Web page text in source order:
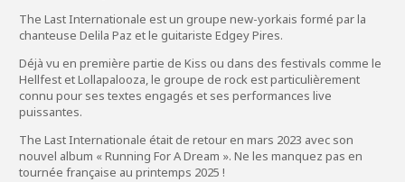
The Last Internationale est un groupe new-yorkais formé par la
chanteuse Delila Paz et le guitariste Edgey Pires.
Déjà vu en première partie de Kiss ou dans des festivals comme le
Hellfest et Lollapalooza, le groupe de rock est particulièrement
connu pour ses textes engagés et ses performances live
puissantes.
The Last Internationale était de retour en mars 2023 avec son
nouvel album « Running For A Dream ». Ne les manquez pas en
tournée française au printemps 2025 !